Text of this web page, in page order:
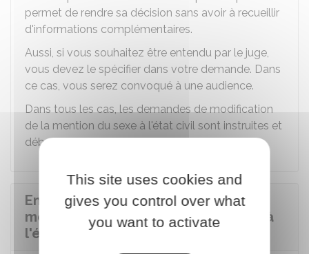
permet de rendre sa décision sans avoir à recueillir
d'informations complémentaires.
Aussi, si vous souhaitez être entendu par le juge,
vous devez le spécifier dans votre demande. Dans
ce cas, vous serez convoqué à une audience.
Dans tous les cas, les demandes de modification
de la mention du sexe à l'état civil sont instruites et
débattues en enchambre du conseil.
Envoyer ou déposer la demande de
modification de la mention du sexe à
l'état civil
This site uses cookies and
gives you control over what
you want to activate